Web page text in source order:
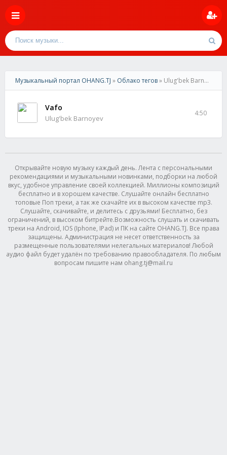
Музыкальный портал OHANG.TJ » Облако тегов» Ulug'bek Barnoyev
Vafo
Ulug'bek Barnoyev
4:50
Открывайте новую музыку каждый день. Лента с персональными
рекомендациями и музыкальными новинками, подборки на любой
вкус, удобное управление своей коллекцией. Миллионы композиций
бесплатно и в хорошем качестве. Слушайте онлайн бесплатно
топовые Поп треки, а так же скачайте их в высоком качестве mp3.
Слушайте, скачивайте, и делитесь с друзьями! Бесплатно, без
ограничений, в высоком битрейте.Возможность слушать и скачивать
треки на Android, IOS (Iphone, IPad) и ПК на сайте OHANG.TJ. Все права
защищены. Администрация не несет ответственность за
размещенные пользователями нелегальных материалов! Любой
аудио файл будет удалён по требованию правообладателя. По любым
вопросам пишите нам ohang.tj@mail.ru